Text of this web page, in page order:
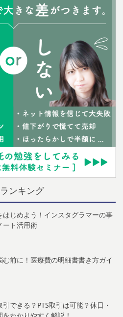
ンキング
はじめよう！インスタグラマーの事
ート活用術
む前に！医療費の明細書書き方ガイ
できる？PTS取引は可能？休日・